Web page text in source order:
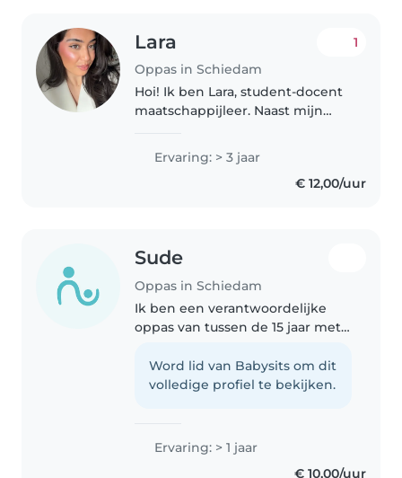
Lara
Oppas in Schiedam
1
Hoi! Ik ben Lara, student-docent
maatschappijleer. Naast mijn
oppasadres om wat bij te
verdienen. Ik heb ruim drie jaar
ervaring via Stichting Campus
Ervaring: > 3 jaar
€ 12,00/uur
Sude
Oppas in Schiedam
Ik ben een verantwoordelijke
oppas van tussen de 15 jaar met
kinderen van alle leeftijden. Ik
spreek vloeiend Nederlands,
Word lid van Babysits om dit
volledige profiel te bekijken.
Ervaring: > 1 jaar
€ 10,00/uur